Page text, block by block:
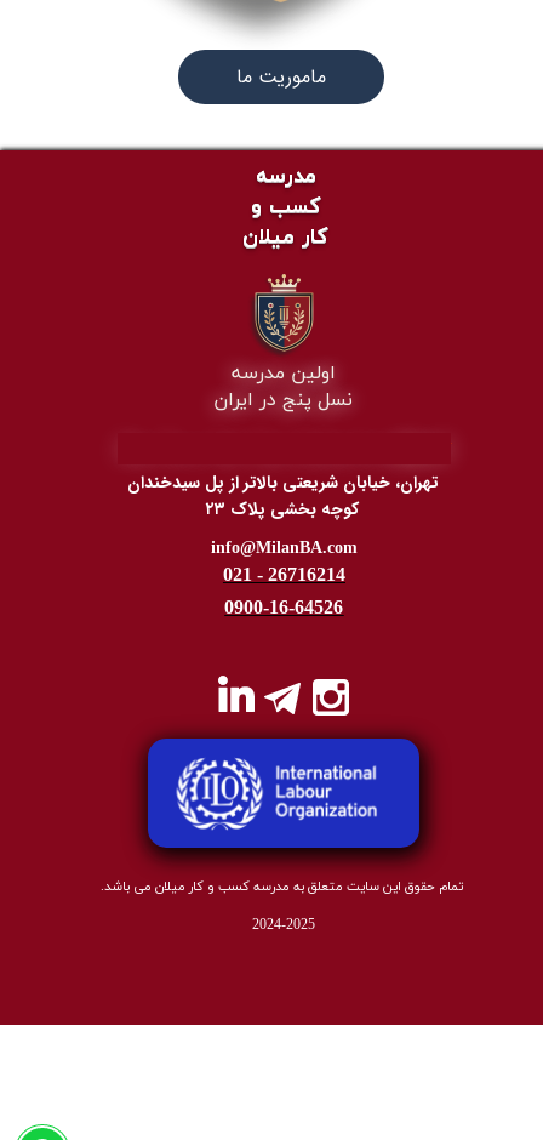
ماموریت ما
021 - 26716214
​​​​​info@MilanBA.com
تهران، خیابان شریعتی بالاتر از پل سیدخندان
کوچه بخشی پلاک ۲۳
0900-16-64526
مدرسه
کسب و
کار میلان
تمام حقوق این سایت متعلق به مدرسه کسب و کار میلان می باشد.
2024-2025
اولین مدرسه
نسل پنج در ایران